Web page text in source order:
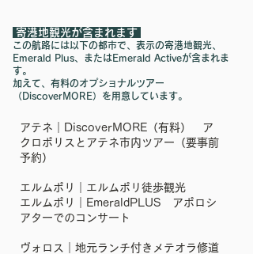
寄港地観光が含まれます
この航路には以下の都市で、表示の寄港地観光、
Emerald Plus、またはEmerald Activeが含まれま
す。
加えて、有料のオプショナルツアー
（DiscoverMORE）を用意しています。
アテネ｜DiscoverMORE（有料） ア
クロポリスとアテネ市内ツアー（要事前
予約）
エルムポリ｜‎エルムポリ徒歩観光
エルムポリ｜EmeraldPLUS アポロシ
アターでのコンサート
ヴォロス｜‎地元ランチ付きメテオラ修道